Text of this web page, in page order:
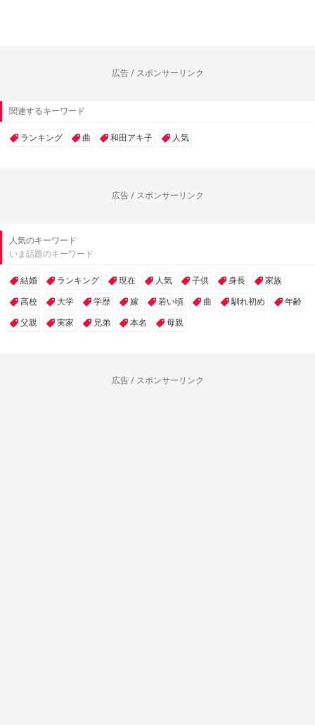
広告 / スポンサーリンク
関連するキーワード
ランキング 曲 和田アキ子 人気
広告 / スポンサーリンク
人気のキーワード
いま話題のキーワード
結婚 ランキング 現在 人気 子供 身長 家族
高校 大学 学歴 嫁 若い頃 曲 馴れ初め 年齢
父親 実家 兄弟 本名 母親
広告 / スポンサーリンク